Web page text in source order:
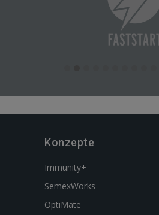
Konzepte
Immunity+
SemexWorks
OptiMate